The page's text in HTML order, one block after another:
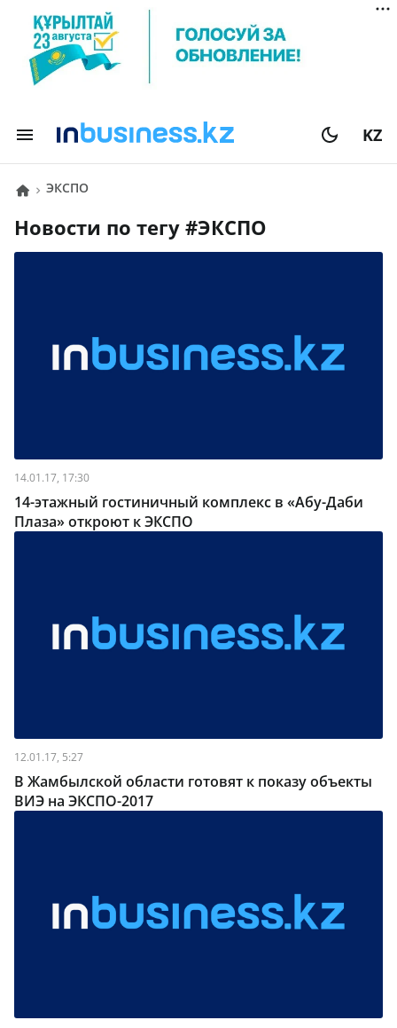
KZ
ЭКСПО
Новости по тегу # ЭКСПО
14.01.17, 17:30
14-этажный гостиничный комплекс в «Абу-Даби
Плаза» откроют к ЭКСПО
12.01.17, 5:27
В Жамбылской области готовят к показу объекты
ВИЭ на ЭКСПО-2017